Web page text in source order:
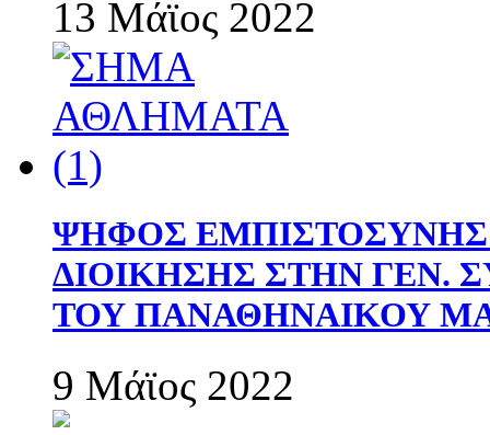
13 Μάϊος 2022
ΨΗΦΟΣ
ΔΙΟΙΚΗΣΗΣ ΣΤΗΝ ΓΕΝ.
ΤΟΥ ΠΑΝΑΘΗΝΑΙΚΟΥ
9 Μάϊος 2022